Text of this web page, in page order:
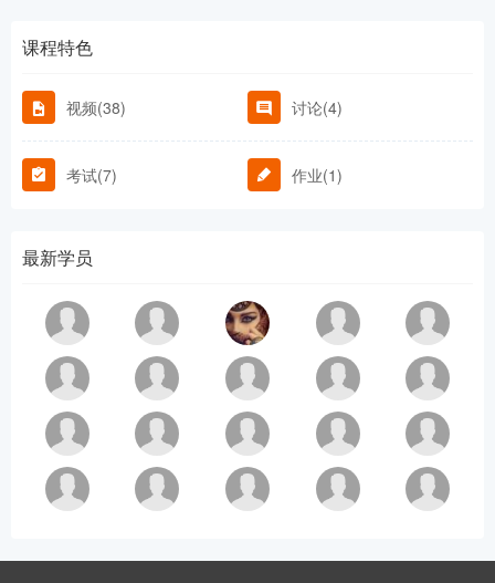
课程特色
视频(38) 讨论(4)
考试(7) 作业(1)
最新学员